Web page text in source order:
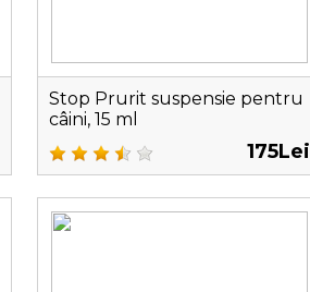
Stop Prurit suspensie pentru
câini, 15 ml
175Lei